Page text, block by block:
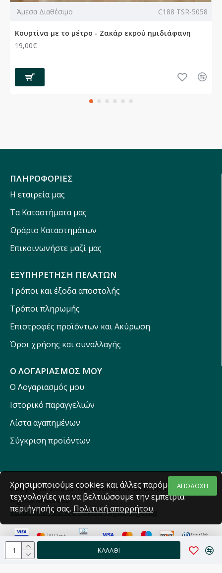
ΚΑΛΆΘΙ
Άμεσα Διαθέσιμο C188 TSR-5058
Κουρτίνα με το μέτρο - Ζακάρ εκρού ημιδιάφανη
19,00€
ΠΛΗΡΟΦΟΡΙΕΣ
Η εταιρεία μας
Τα Καταστήματα μας
Ωράριο Καταστημάτων
Επικοινωνήστε μαζί μας
ΕΞΥΠΗΡΕΤΗΣΗ ΠΕΛΑΤΩΝ
Τρόποι και έξοδα αποστολής
Τρόποι πληρωμής
Επιστροφές προϊόντων και Ακύρωση
Όροι χρήσης και συναλλαγής
Ο ΛΟΓΑΡΙΑΣΜΟΣ ΜΟΥ
Ο Λογαριασμός μου
Ιστορικό παραγγελιών
Λίστα αγαπημένων
Σύγκριση προϊόντων
Copyright ©2025 TSAROUHIS - Home Stores - All
Rights Reserved
κατασκευή eshop Reweb Digital Agency
ΑΠΟΔΟΧΗ
Χρησιμοποιούμε cookies και άλλες παρόμοιες
τεχνολογίες για να βελτιώσουμε την εμπειρία
περιήγησής σας.Πολιτική απορρήτου.